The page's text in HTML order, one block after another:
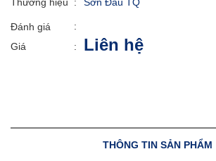
Thương hiệu : Sơn Đầu TQ
Đánh giá
:
Giá
: Liên hệ
THÔNG TIN SẢN PHẨM